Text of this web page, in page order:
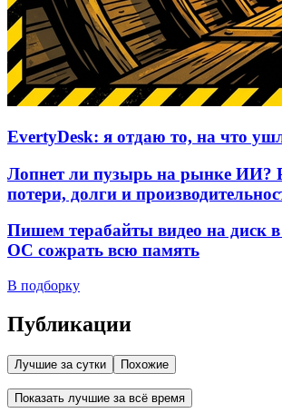
EvertyDesk: я отдаю то, на что
Лопнет ли пузырь на рынке ИИ?
потери, долги и
Пишем терабайты видео на диск
ОС сожрать всю память
В подборку
Публикации
Лучшие за сутки Похожие
Показать лучшие за всё время